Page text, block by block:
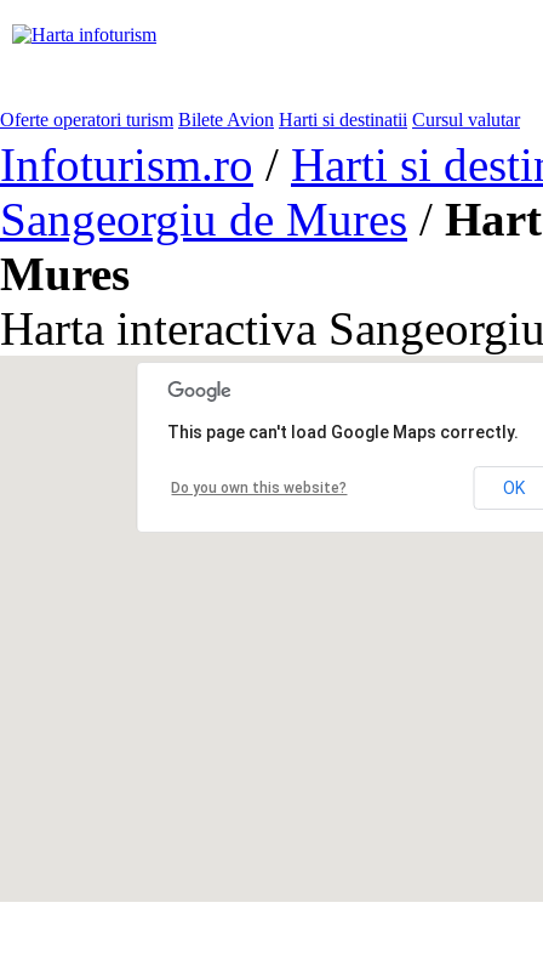
Oferte operatori turism Bilete Avion Harti si destinatii Cursul valutar
Infoturism.ro / Harti si
Sangeorgiu de Mures /
Mures
Harta interactiva
This page can't load Google Maps correctly.
Do you own this website? OK